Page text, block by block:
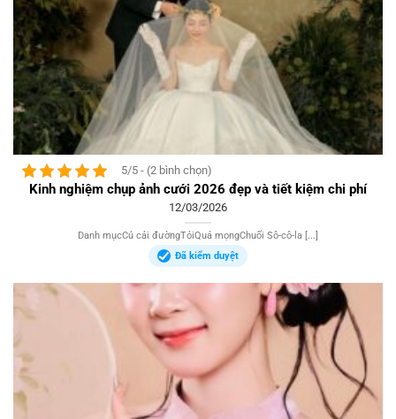
5/5 - (2 bình chọn)
Kinh nghiệm chụp ảnh cưới 2026 đẹp và tiết kiệm chi phí
12/03/2026
Danh mụcCủ cải đườngTỏiQuả mọngChuối Sô-cô-la [...]
Đã kiểm duyệt